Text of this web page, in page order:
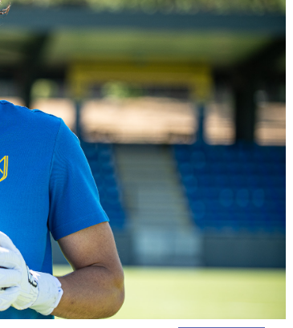
HR-Rent Kozármisleny
augusztus 15. (szombat) 17:30
0:0
BVSC-Zugló
Kolorcity KBSC
Budapest, BVSC Stadion
július 25. (szombat) 19:00